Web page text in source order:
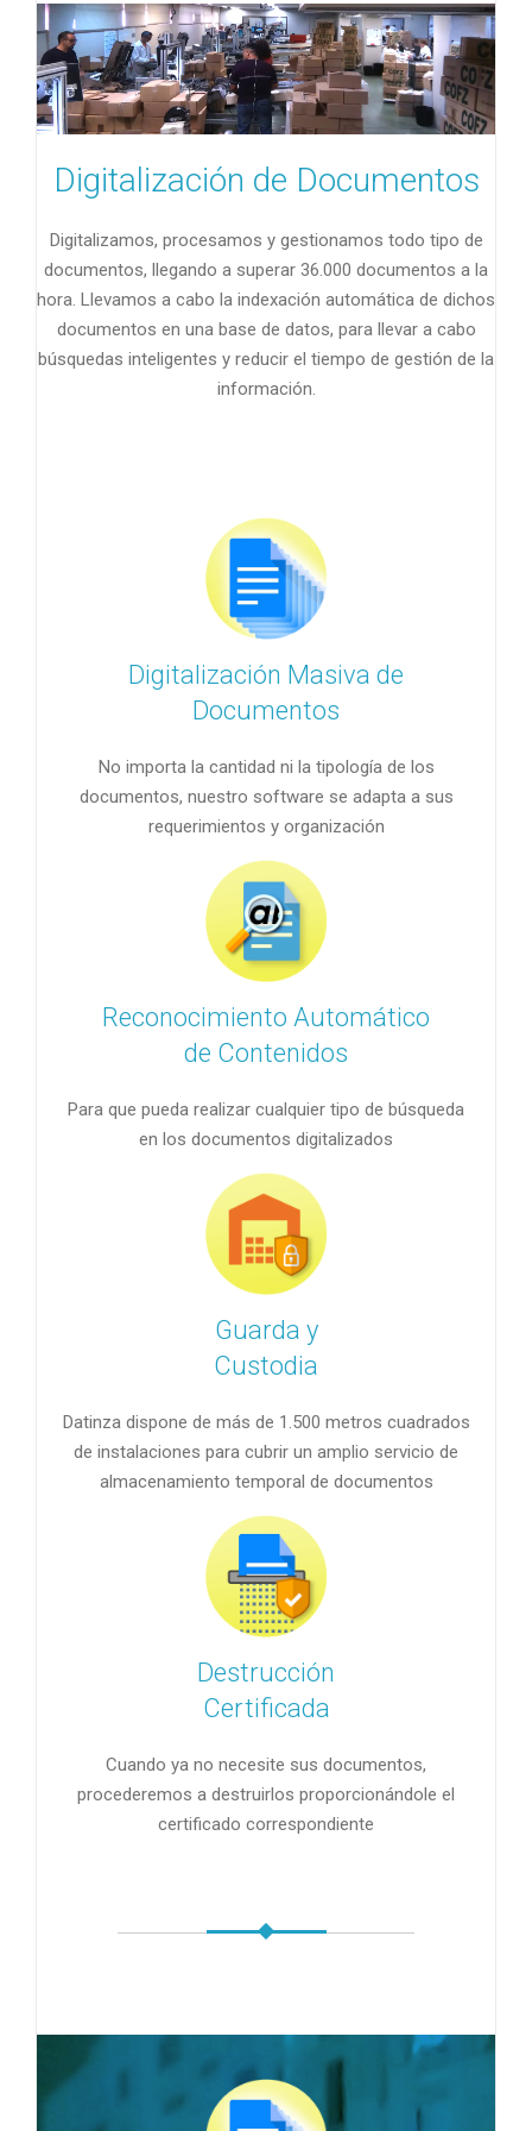
Digitalización de Documentos
Digitalizamos, procesamos y gestionamos todo tipo de
documentos, llegando a superar 36.000 documentos a la
hora. Llevamos a cabo la indexación automática de dichos
documentos en una base de datos, para llevar a cabo
búsquedas inteligentes y reducir el tiempo de gestión de la
información.
Digitalización Masiva de
Documentos
No importa la cantidad ni la tipología de los
documentos, nuestro software se adapta a sus
requerimientos y organización
Reconocimiento Automático
de Contenidos
Para que pueda realizar cualquier tipo de búsqueda
en los documentos digitalizados
Guarda y
Custodia
Datinza dispone de más de 1.500 metros cuadrados
de instalaciones para cubrir un amplio servicio de
almacenamiento temporal de documentos
Destrucción
Certificada
Cuando ya no necesite sus documentos,
procederemos a destruirlos proporcionándole el
certificado correspondiente